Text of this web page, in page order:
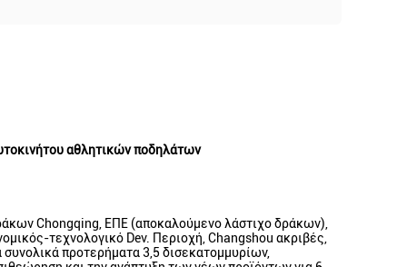
αθλητικών ποδηλάτων
Chongqing, ΕΠΕ (αποκαλούμενο λάστιχο δράκων),
τεχνολογικό Dev. Περιοχή, Changshou ακριβές,
προτερήματα 3,5 δισεκατομμυρίων,